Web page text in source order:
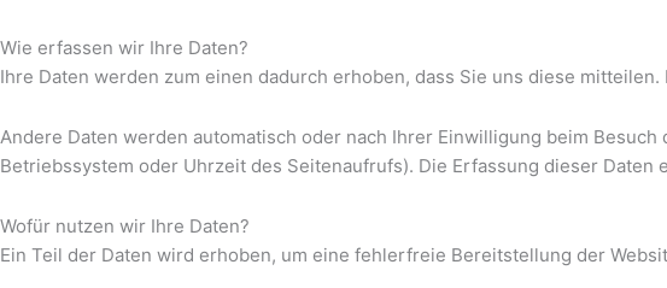
Wie erfassen wir Ihre Daten?
Ihre Daten werden zum einen dadurch erhoben, dass Sie uns diese
Andere Daten werden automatisch oder nach Ihrer Einwilligung beim
Betriebssystem oder Uhrzeit des Seitenaufrufs). Die Erfassung dieser
Wofür nutzen wir Ihre Daten?
Ein Teil der Daten wird erhoben, um eine fehlerfreie Bereitstellung der